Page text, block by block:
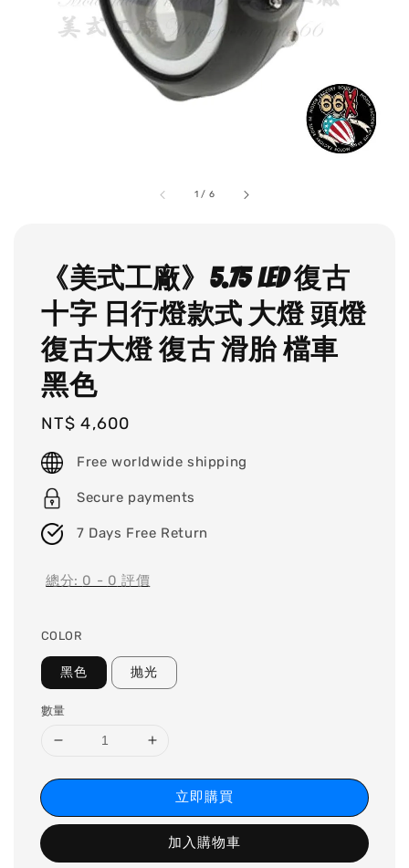
1 / 6
《美式工廠》5.75 LED 復古
十字 日行燈款式 大燈 頭燈
復古大燈 復古 滑胎 檔車
黑色
Regular
price
NT$ 4,600
Free worldwide shipping
Secure payments
7 Days Free Return
總分: 0 - 0 評價
COLOR
黑色 抛光
數量
立即購買
加入購物車